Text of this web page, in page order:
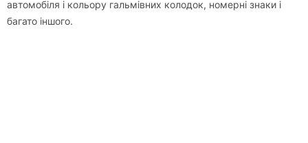
автомобіля і кольору гальмівних колодок, номерні знаки і
багато іншого.